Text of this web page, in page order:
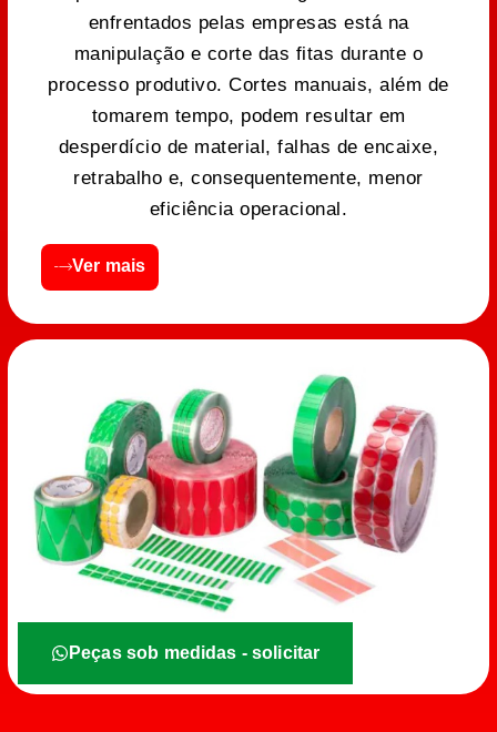
enfrentados pelas empresas está na
manipulação e corte das fitas durante o
processo produtivo. Cortes manuais, além de
tomarem tempo, podem resultar em
desperdício de material, falhas de encaixe,
retrabalho e, consequentemente, menor
eficiência operacional.
Ver mais
Peças sob medidas - solicitar